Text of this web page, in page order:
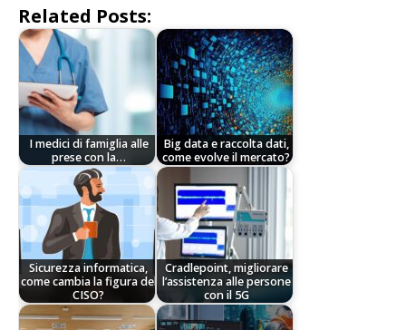
Related Posts:
I medici di famiglia alle
prese con la…
Big data e raccolta dati,
come evolve il mercato?
Sicurezza informatica,
come cambia la figura del
CISO?
Cradlepoint, migliorare
l’assistenza alle persone
con il 5G